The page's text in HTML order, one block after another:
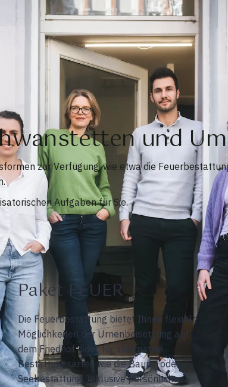
und
zur Verfügung, wie etwa die
Aufgaben für Sie.
Paket FEUER
Die Feuerbestattung bietet Ihnen flexible
Möglichkeiten der Urnenbeisetzung auf
dem Friedhof, oder für alternative
Bestattungsarten wie die Baum- oder
Seebestattung. Inklusive persönlicher